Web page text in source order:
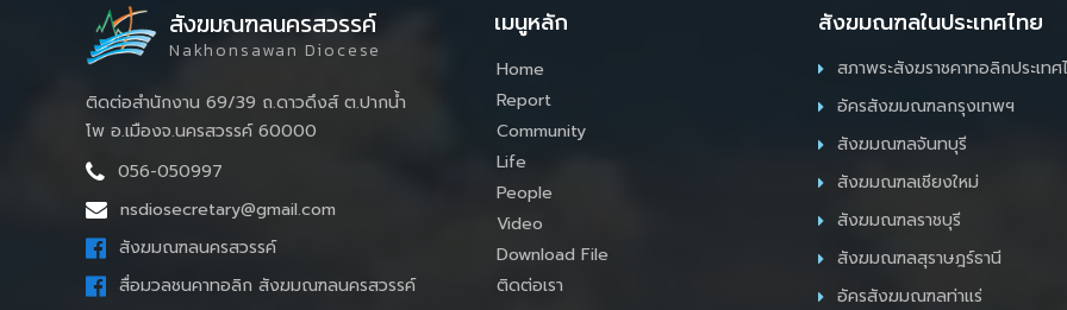
สังฆมณฑลนครสวรรค์
Nakhonsawan Diocese
ติดต่อสำนักงาน 69/39 ถ.ดาวดึงส์ ต.ปากน้ำ
โพ อ.เมืองจ.นครสวรรค์ 60000
056-050997
nsdiosecretary@gmail.com
สังฆมณฑลนครสวรรค์
สื่อมวลชนคาทอลิก สังฆมณฑลนครสวรรค์
เมนูหลัก
Home
Report
Community
Life
People
Video
Download File
ติดต่อเรา
สังฆมณฑลในประเทศไทย
สภาพระสังฆราชคาทอลิกประเทศ
อัครสังฆมณฑลกรุงเทพฯ
สังฆมณฑลจันทบุรี
สังฆมณฑลเชียงใหม่
สังฆมณฑลราชบุรี
สังฆมณฑลสุราษฎร์ธานี
อัครสังฆมณฑลท่าแร่